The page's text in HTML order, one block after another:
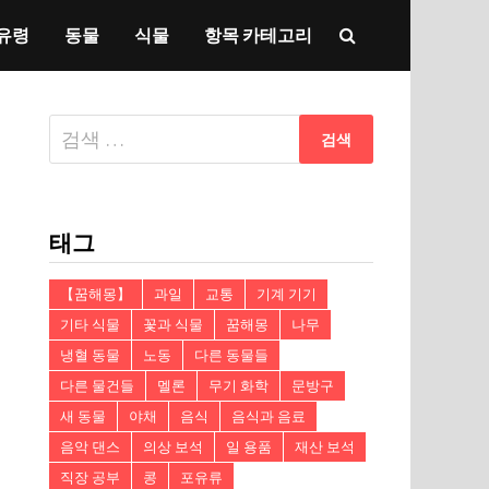
령 동물 식물 항목 카테고리
다
음
태그
【꿈해몽】 과일 교통
기계 기기
기타 식물
꽃과 식물 꿈해몽
나무
냉혈 동물
노동
다른 동물들
다른 물건들
멜론 무기 화학
문방구
새 동물
야채 음식
음식과 음료
음악 댄스
의상 보석 일 용품
재산 보석
직장 공부
콩 포유류